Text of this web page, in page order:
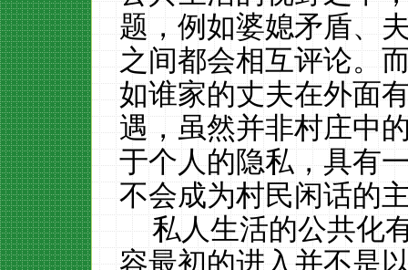
题，例如婆媳矛盾、
之间都会相互评论。
如谁家的丈夫在外面
遇，虽然并非村庄中
于个人的隐私，具有
不会成为村民闲话的
私人生活的公共化
容最初的进入并不是